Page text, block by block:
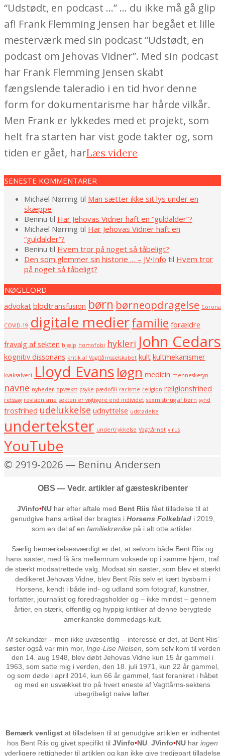
“Udstødt, en podcast …” … du ikke må gå glip
af! Frank Flemming Jensen har begået et lille
mesterværk med sin podcast “Udstødt, en
podcast om Jehovas Vidner”. Med sin podcast
har Frank Flemming Jensen skabt
fængslende taleradio i en tid hvor denne
form for dokumentarisme har hårde vilkår.
Men Frank er lykkedes med et projekt, som
helt fra starten har vist gode takter og, som
tiden er gået, harLæs videre
SENESTE KOMMENTARER
Michael Nørring til Man sætter ikke sit lys under en
skæppe
Beninu til Har Jehovas Vidner haft en “guldalder”?
Michael Nørring til Har Jehovas Vidner haft en
“guldalder”?
Beninu til Hvem tror på noget så tåbeligt?
Den som glemmer sin historie … – JV•Info til Hvem tror
på noget så tåbeligt?
NØGLEORD
advokat blodtransfusion børn børneopdragelse Corona
COVID-19 digitale medierfamilie forældre
fravalg af sekten hjælp homofobi hykleri John Cedars
kognitiv dissonans kritik af Vagttårnsselskabet kult kultmekanismer
kvaksalveri Lloyd Evansløgn medicin menneskesyn
navne nyheder opvækst psyke pædofili racisme religion religionsfrihed
retssag revisionisme sekten er vigtigere end individet sexmisbrug af børn synd
trosfrihed udelukkelse udnyttelse udstødelse
undertekster undertrykkelse Vagttårnet virus
YouTube
© 2919-2026 — Beninu Andersen
OBS — Vedr. artikler af gæsteskribenter
JVinfo•NUhar efter aftale med Bent Riis fået tilladelse til at
genudgive hans artikel der bragtes i Horsens Folkeblad i 2019,
som en del af en familiekrønike på i alt otte artikler.
Særlig bemærkelsesværdigt er det, at selvom både Bent Riis og
hans søster, med få års mellemrum voksede op i samme hjem, traf
de stærkt modsatrettede valg. Modsat sin søster, som blev et stærkt
dedikeret Jehovas Vidne, blev Bent Riis selv et kært bysbarn i
Horsens, kendt i både ind- og udland som fotograf, kunstner,
forfatter, journalist og foredragsholder og – ikke mindst – gennem
årtier, en stærk, offentlig og hyppig kritiker af denne berygtede
amerikanske dommedags-kult.
Af sekundær – men ikke uvæsentlig – interesse er det, at Bent Riis’
søster også var min mor, Inge-Lise Nielsen , som selv kom til verden
den 14. aug 1948, blev døbt Jehovas Vidne kun 15 år gammel i
1963, som satte mig i verden, den 18. juli 1971, kun 22 år gammel,
og som døde i april 2014, kun 66 år gammel, fast forankret i håbet
og med en usvækket tro på hvert eneste af Vagttårns-sektens
ubegribeligt naive løfter.
───────────────
Bemærk venligstat tilladelsen til at genudgive artiklen er indhentet
hos Bent Riis og givet specifikt til JVinfo•NU JVinfo•NU har ingen
yderligere rettigheder til artiklen og kan ikke give tredjepart tilladelse